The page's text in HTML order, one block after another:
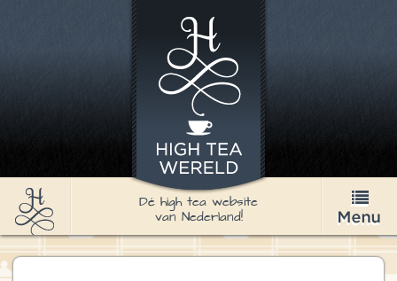
High Tea
Dé high tea website
van Nederland!